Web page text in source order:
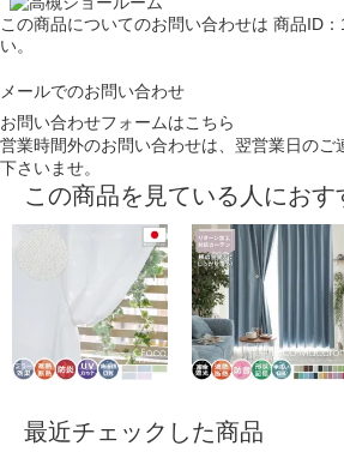
この商品についてのお問い合わせは 商品ID
い。
メールでのお問い合わせ
お問い合わせフォームはこちら
営業時間外のお問い合わせは、翌営業日のご
下さいませ。
この商品を見ている人におす
最近チェックした商品